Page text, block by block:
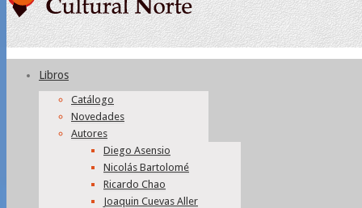
Libros
Catálogo
Novedades
Autores
Diego Asensio
Nicolás Bartolomé
Ricardo Chao
Joaquin Cuevas Aller